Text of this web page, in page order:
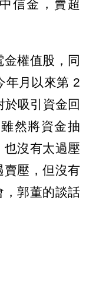
信金，賣超
權值股，同
年月以來第 2
吸引資金回
然將資金抽
也沒有太過壓
賣壓，但沒有
，郭董的談話